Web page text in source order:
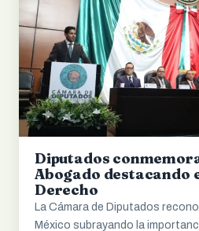
Diputados
Abogado destacando
Derecho
La Cámara de Diputados
México subrayando la